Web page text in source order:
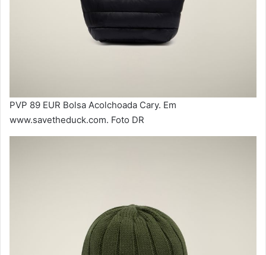
PVP 89 EUR Bolsa Acolchoada Cary. Em
www.savetheduck.com. Foto DR